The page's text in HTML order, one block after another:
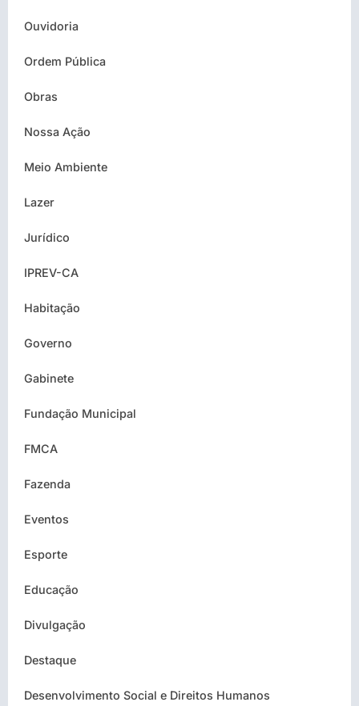
Ouvidoria
Ordem Pública
Obras
Nossa Ação
Meio Ambiente
Lazer
Jurídico
IPREV-CA
Habitação
Governo
Gabinete
Fundação Municipal
FMCA
Fazenda
Eventos
Esporte
Educação
Divulgação
Destaque
Desenvolvimento Social e Direitos Humanos